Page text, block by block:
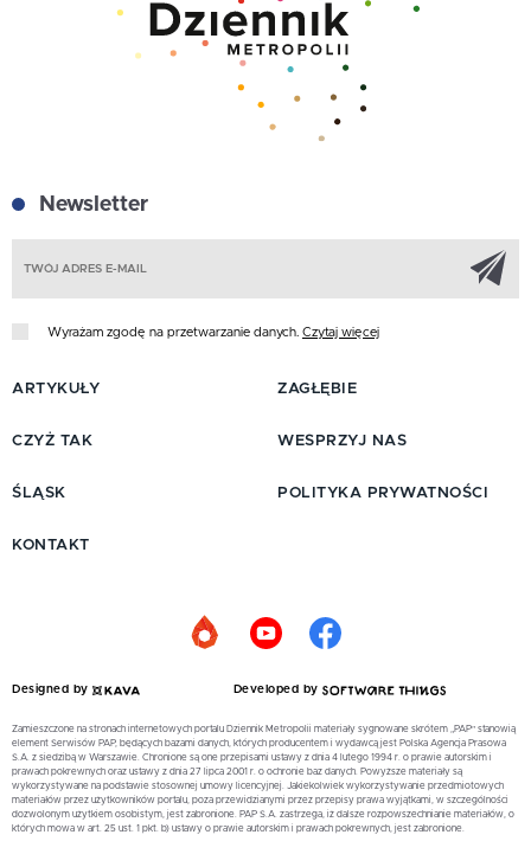
Newsletter
Wyrażam zgodę na przetwarzanie danych. Czytaj więcej
ARTYKUŁY
CZYŻ TAK
ŚLĄSK
ZAGŁĘBIE
WESPRZYJ NAS
POLITYKA PRYWATNOŚCI
KONTAKT
Designed by Developed by
Zamieszczone na stronach internetowych portalu Dziennik Metropolii materiały sygnowane skrótem „PAP” stanowią
element Serwisów PAP, będących bazami danych, których producentem i wydawcą jest Polska Agencja Prasowa
S.A. z siedzibą w Warszawie. Chronione są one przepisami ustawy z dnia 4 lutego 1994 r. o prawie autorskim i
prawach pokrewnych oraz ustawy z dnia 27 lipca 2001 r. o ochronie baz danych. Powyższe materiały są
wykorzystywane na podstawie stosownej umowy licencyjnej. Jakiekolwiek wykorzystywanie przedmiotowych
materiałów przez użytkowników portalu, poza przewidzianymi przez przepisy prawa wyjątkami, w szczególności
dozwolonym użytkiem osobistym, jest zabronione. PAP S.A. zastrzega, iż dalsze rozpowszechnianie materiałów, o
których mowa w art. 25 ust. 1 pkt. b) ustawy o prawie autorskim i prawach pokrewnych, jest zabronione.